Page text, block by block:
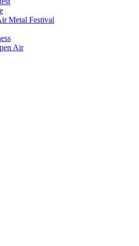
Metal Festival
Air